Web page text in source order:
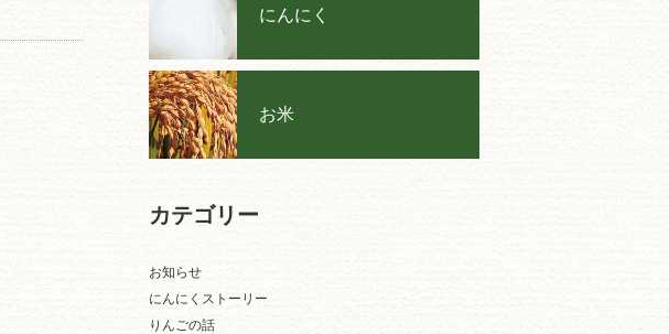
にんにく
お米
カテゴリー
お知らせ
にんにくストーリー
りんごの話